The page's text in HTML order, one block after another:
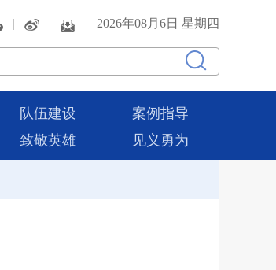
| | 2026年08月6日 星期四
队伍建设
案例指导
致敬英雄 见义勇为